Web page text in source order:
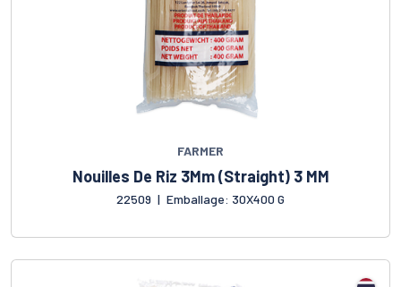
FARMER
Nouilles De Riz 3Mm (Straight) 3 MM
22509 | Emballage: 30X400 G